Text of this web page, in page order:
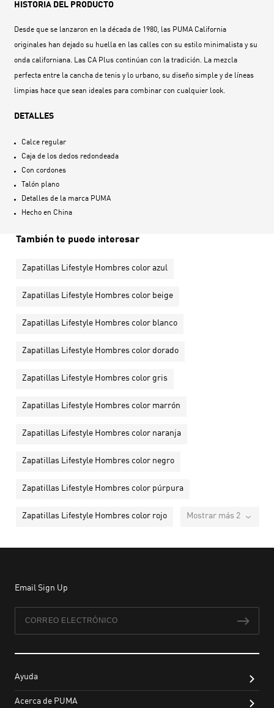
HISTORIA DEL PRODUCTO
Desde que se lanzaron en la década de 1980, las PUMA California
originales han dejado su huella en las calles con su estilo minimalista y su
onda californiana. Las CA Plus continúan con la tradición. La mezcla
perfecta entre la cancha de tenis y lo urbano, su diseño simple y de líneas
limpias hace que sean ideales para combinar con cualquier look.
DETALLES
Calce regular
Caja de los dedos redondeada
Con cordones
Talón plano
Detalles de la marca PUMA
Hecho en China
También te puede interesar
Zapatillas Lifestyle Hombres color azul
Zapatillas Lifestyle Hombres color beige
Zapatillas Lifestyle Hombres color blanco
Zapatillas Lifestyle Hombres color dorado
Zapatillas Lifestyle Hombres color gris
Zapatillas Lifestyle Hombres color marrón
Zapatillas Lifestyle Hombres color naranja
Zapatillas Lifestyle Hombres color negro
Zapatillas Lifestyle Hombres color púrpura
Zapatillas Lifestyle Hombres color rojo Mostrar más 2